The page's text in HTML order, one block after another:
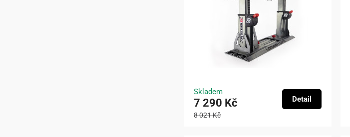
Skladem
7 290 Kč
8 021 Kč
Detail